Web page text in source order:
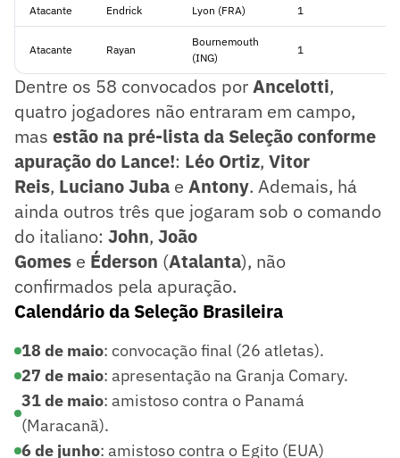
Atacante Endrick Lyon (FRA) 1
Atacante Rayan
Bournemouth
(ING)
1
Dentre os 58 convocados porAncelotti,
quatro jogadores não entraram em campo,
mas estão na pré-lista da Seleção conforme
apuração do Lance!: Léo Ortiz, Vitor
Reis, Luciano Juba e Antony. Ademais, há
ainda outros três que jogaram sob o comando
do italiano: John, João
Gomes e Éderson (Atalanta), não
confirmados pela apuração.
Calendário da Seleção Brasileira
18 de maio: convocação final (26 atletas).
27 de maio: apresentação na Granja Comary.
31 de maio: amistoso contra o Panamá
(Maracanã).
6 de junho: amistoso contra o Egito (EUA)